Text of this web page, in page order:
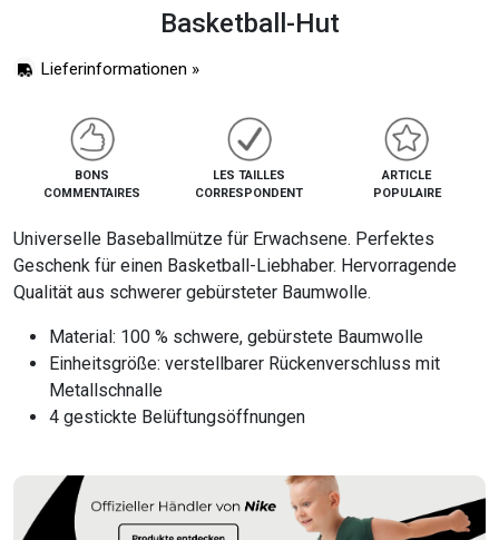
Basketball-Hut
Lieferinformationen »
BONS
COMMENTAIRES
LES TAILLES
CORRESPONDENT
ARTICLE
POPULAIRE
Universelle Baseballmütze für Erwachsene. Perfektes
Geschenk für einen Basketball-Liebhaber. Hervorragende
Qualität aus schwerer gebürsteter Baumwolle.
Material: 100 % schwere, gebürstete Baumwolle
Einheitsgröße: verstellbarer Rückenverschluss mit
Metallschnalle
4 gestickte Belüftungsöffnungen